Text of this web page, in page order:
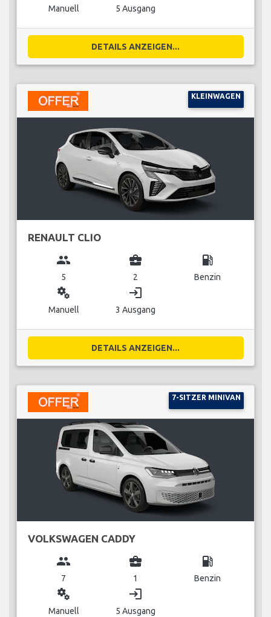
Manuell 5 Ausgang
DETAILS ANZEIGEN...
KLEINWAGEN
RENAULT CLIO
group
5
business_center
2
local_gas_station
Benzin
miscellaneous_services
Manuell
login
3 Ausgang
DETAILS ANZEIGEN...
7-SITZER MINIVAN
VOLKSWAGEN CADDY
group
7
business_center
1
local_gas_station
Benzin
miscellaneous_services
Manuell
login
5 Ausgang